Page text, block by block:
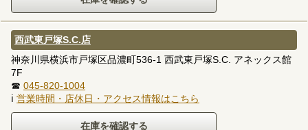
西武東戸塚S.C.店
神奈川県横浜市戸塚区品濃町536-1 西武東戸塚S.C. アネックス館
7F
☎ 045-820-1004
ℹ 営業時間・店休日・アクセス情報はこちら